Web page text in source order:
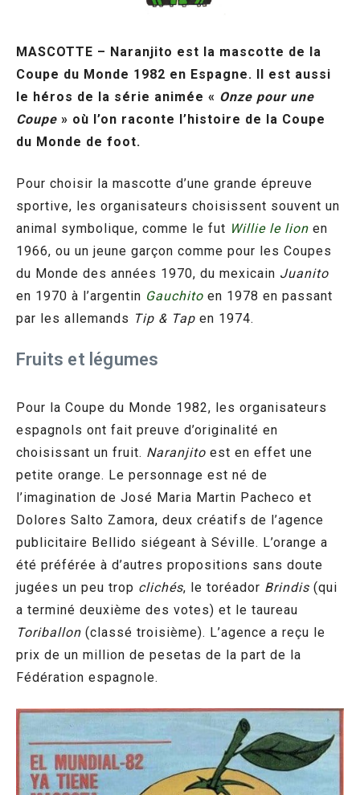
MASCOTTE – Naranjito est la mascotte de la
Coupe du Monde 1982 en Espagne. Il est aussi
le héros de la série animée « Onze pour une
Coupe » où l’on raconte l’histoire de la Coupe
du Monde de foot.
Pour choisir la mascotte d’une grande épreuve
sportive, les organisateurs choisissent souvent un
animal symbolique, comme le fut Willie le lion en
1966, ou un jeune garçon comme pour les Coupes
du Monde des années 1970, du mexicain Juanito
en 1970 à l’argentin Gauchito en 1978 en passant
par les allemands Tip & Tap en 1974.
Fruits et légumes
Pour la Coupe du Monde 1982, les organisateurs
espagnols ont fait preuve d’originalité en
choisissant un fruit. Naranjito est en effet une
petite orange. Le personnage est né de
l’imagination de José Maria Martin Pacheco et
Dolores Salto Zamora, deux créatifs de l’agence
publicitaire Bellido siégeant à Séville. L’orange a
été préférée à d’autres propositions sans doute
jugées un peu trop clichés, le toréador Brindis (qui
a terminé deuxième des votes) et le taureau
Toriballon (classé troisième). L’agence a reçu le
prix de un million de pesetas de la part de la
Fédération espagnole.